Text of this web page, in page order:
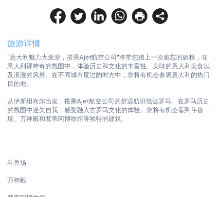
旅游详情
"意大利魅力大巡游，搭乘Ajet航空公司"将带您踏上一次难忘的旅程，在
意大利那神奇的氛围中，体验历史和文化的丰富性、美味的意大利美食以
及浪漫的风景。在不同城市度过的时光中，您将有机会参观意大利的热门
目的地。
从伊斯坦布尔出发，搭乘Ajet航空公司的舒适航班抵达罗马。在罗马历史
的氛围中迷失自我，感受融入古罗马文化的体验。您将有机会看到斗兽
场、万神殿和梵蒂冈博物馆等独特的建筑。
斗兽场
万神殿